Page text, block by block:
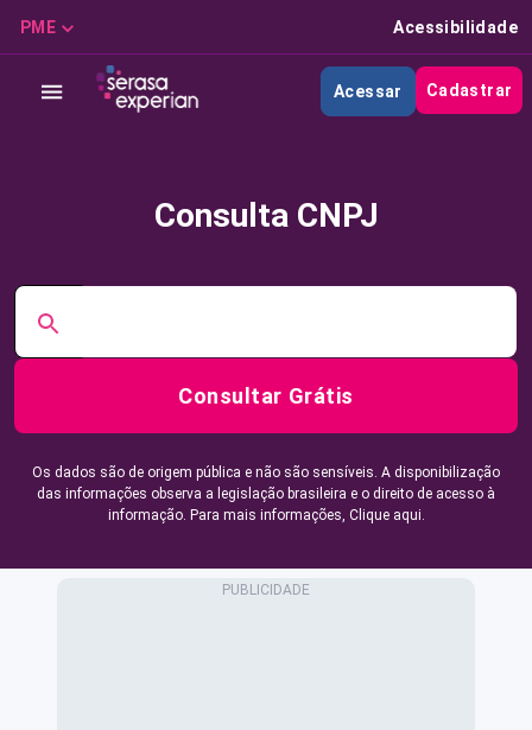
PME Acessibilidade
Acessar Cadastrar
Consulta CNPJ
Consultar Grátis
Os dados são de origem pública e não são sensíveis. A disponibilização
das informações observa a legislação brasileira e o direito de acesso à
informação. Para mais informações, Clique aqui.